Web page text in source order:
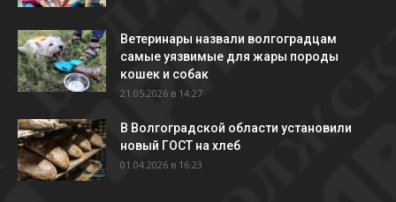
Ветеринары назвали волгоградцам
самые уязвимые для жары породы
кошек и собак
21.05.2026 в 14:27
В Волгоградской области установили
новый ГОСТ на хлеб
01.04.2026 в 16:23